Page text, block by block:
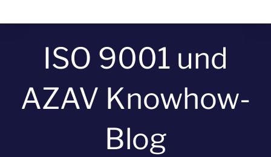
ISO 9001 und
AZAV Knowhow-
Blog